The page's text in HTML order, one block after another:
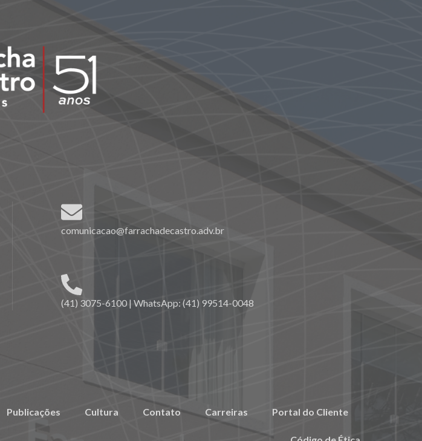
comunicacao@farrachadecastro.adv.br
(41) 3075-6100 | WhatsApp: (41) 99514-0048
Publicações Cultura Contato Carreiras Portal do Cliente